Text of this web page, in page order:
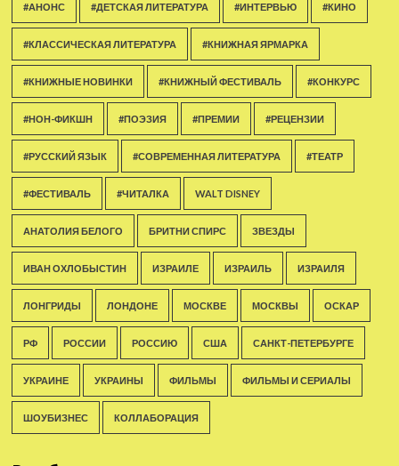
#АНОНС #ДЕТСКАЯ ЛИТЕРАТУРА #ИНТЕРВЬЮ #КИНО
#КЛАССИЧЕСКАЯ ЛИТЕРАТУРА #КНИЖНАЯ ЯРМАРКА
#КНИЖНЫЕ НОВИНКИ #КНИЖНЫЙ ФЕСТИВАЛЬ #КОНКУРС
#НОН-ФИКШН #ПОЭЗИЯ #ПРЕМИИ #РЕЦЕНЗИИ
#РУССКИЙ ЯЗЫК #СОВРЕМЕННАЯ ЛИТЕРАТУРА #ТЕАТР
#ФЕСТИВАЛЬ #ЧИТАЛКА WALT DISNEY
АНАТОЛИЯ БЕЛОГО БРИТНИ СПИРС ЗВЕЗДЫ
ИВАН ОХЛОБЫСТИН ИЗРАИЛЕ ИЗРАИЛЬ ИЗРАИЛЯ
ЛОНГРИДЫ ЛОНДОНЕ МОСКВЕ МОСКВЫ ОСКАР
РФ РОССИИ РОССИЮ США САНКТ-ПЕТЕРБУРГЕ
УКРАИНЕ УКРАИНЫ ФИЛЬМЫ ФИЛЬМЫ И СЕРИАЛЫ
ШОУБИЗНЕС КОЛЛАБОРАЦИЯ